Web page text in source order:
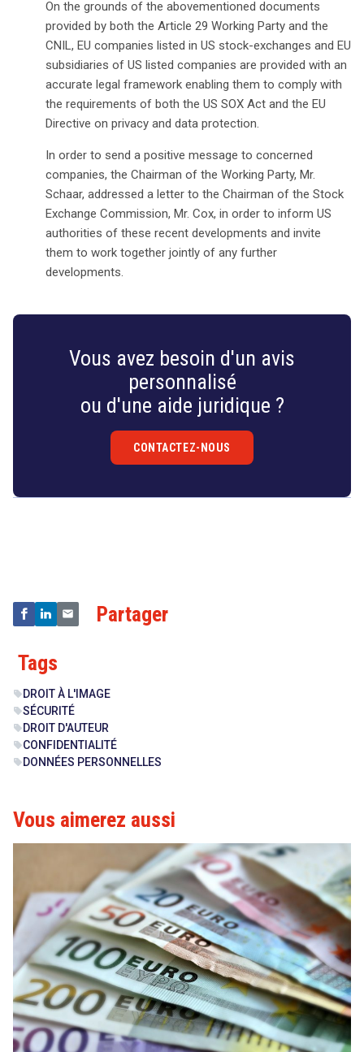
On the grounds of the abovementioned documents
provided by both the Article 29 Working Party and the
CNIL, EU companies listed in US stock-exchanges and EU
subsidiaries of US listed companies are provided with an
accurate legal framework enabling them to comply with
the requirements of both the US SOX Act and the EU
Directive on privacy and data protection.
In order to send a positive message to concerned
companies, the Chairman of the Working Party, Mr.
Schaar, addressed a letter to the Chairman of the Stock
Exchange Commission, Mr. Cox, in order to inform US
authorities of these recent developments and invite
them to work together jointly of any further
developments.
Vous avez besoin d'un avis
personnalisé
ou d'une aide juridique ?
CONTACTEZ-NOUS
Partager
Tags
sell DROIT À L'IMAGE
sellSÉCURITÉ
sell DROIT D'AUTEUR
sellCONFIDENTIALITÉ
sell DONNÉES PERSONNELLES
Vous aimerez aussi